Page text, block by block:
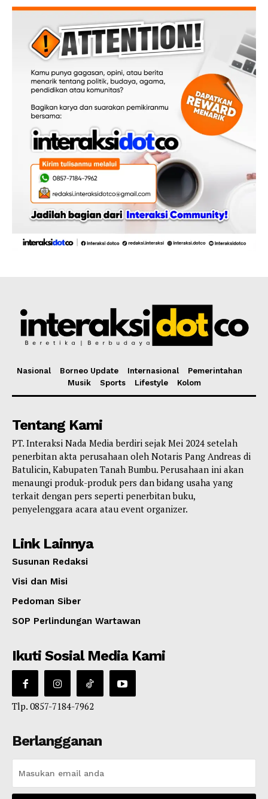
Nasional Borneo Update Internasional
Pemerintahan
Musik
Sports Lifestyle Kolom
Tentang Kami
PT. Interaksi Nada Media berdiri sejak Mei 2024 setelah
penerbitan akta perusahaan oleh Notaris Pang Andreas di
Batulicin, Kabupaten Tanah Bumbu. Perusahaan ini akan
menaungi produk-produk pers dan bidang usaha yang
terkait dengan pers seperti penerbitan buku,
penyelenggara acara atau event organizer.
Link Lainnya
Susunan Redaksi
Visi dan Misi
Pedoman Siber
SOP Perlindungan Wartawan
Ikuti Sosial Media Kami
Tlp. 0857-7184-7962
Berlangganan